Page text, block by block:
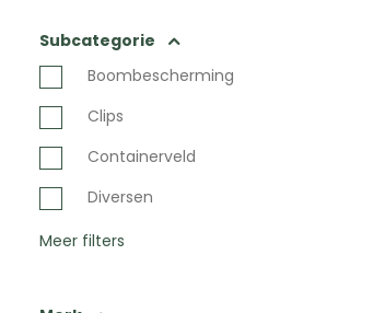
Subcategorie
Boombescherming
Clips
Containerveld
Diversen
Meer filters